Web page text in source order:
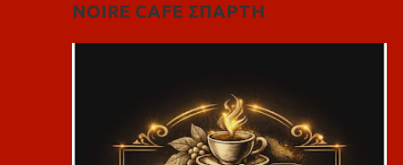
NOIRE CAFE ΣΠΑΡΤΗ